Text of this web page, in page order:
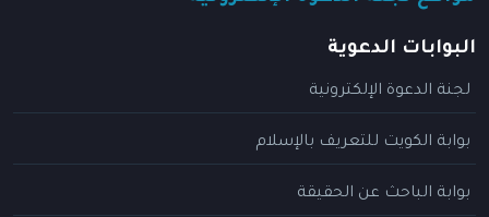
البوابات الدعوية
لجنة الدعوة الإلكترونية
بوابة الكويت للتعريف بالإسلام
بوابة الباحث عن الحقيقة